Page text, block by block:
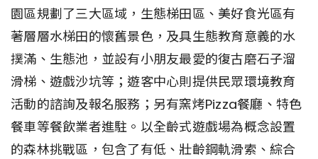
園區規劃了三大區域，生態梯田區、美好食光區有
著層層水梯田的懷舊景色，及具生態教育意義的水
撲滿、生態池，並設有小朋友最愛的復古磨石子溜
滑梯、遊戲沙坑等；遊客中心則提供民眾環境教育
活動的諮詢及報名服務；另有窯烤Pizza餐廳、特色
餐車等餐飲業者進駐。以全齡式遊戲場為概念設置
的森林挑戰區，包含了有低、壯齡鋼軌滑索、綜合